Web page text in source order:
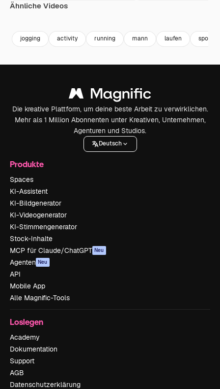
Ähnliche Videos
jogging activity running mann laufen sportler
Die kreative Plattform, um deine beste Arbeit zu verwirklichen.
Mehr als 1 Million Abonnenten unter Kreativen, Unternehmen,
Agenturen und Studios.
Deutsch
Produkte
Spaces
KI-Assistent
KI-Bildgenerator
KI-Videogenerator
KI-Stimmengenerator
Stock-Inhalte
MCP für Claude/ChatGPT Neu
Agenten Neu
API
Mobile App
Alle Magnific-Tools
Loslegen
Academy
Dokumentation
Support
AGB
Datenschutzerklärung